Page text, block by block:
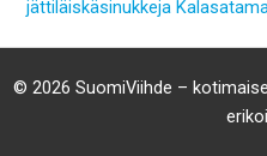
jättiläiskäsinukkeja
© 2026 SuomiViihde –